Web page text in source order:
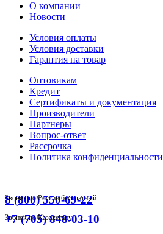
О компании
Новости
Условия оплаты
Условия доставки
Гарантия на товар
Оптовикам
Кредит
Сертификаты и документация
Производители
Партнеры
Вопрос-ответ
Рассрочка
Политика конфиденциальности
8 (800) 550-69-22
Звонок по России бесплатный
+7 (705) 848-03-10
Звонок по Казахстану